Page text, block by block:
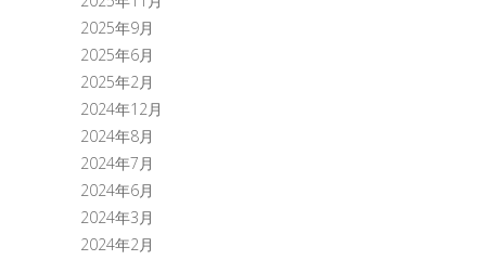
2025年9月
2025年6月
2025年2月
2024年12月
2024年8月
2024年7月
2024年6月
2024年3月
2024年2月